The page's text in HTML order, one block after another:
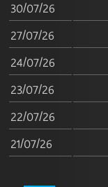
30/07/26
27/07/26
24/07/26
23/07/26
22/07/26
21/07/26